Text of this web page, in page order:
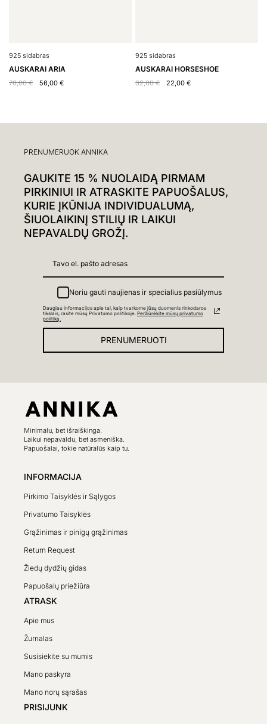
925 sidabras
AUSKARAI ARIA
70,00€ 56,00 €
925 sidabras
AUSKARAI HORSESHOE
32,00€ 22,00 €
PRENUMERUOK ANNIKA
GAUKITE 15 % NUOLAIDĄ PIRMAM
PIRKINIUI IR ATRASKITE PAPUOŠALUS,
KURIE ĮKŪNIJA INDIVIDUALUMĄ,
ŠIUOLAIKINĮ STILIŲ IR LAIKUI
NEPAVALDŲ GROŽĮ.
Noriu gauti naujienas ir specialius pasiūlymus
Daugiau informacijos apie tai, kaip tvarkome jūsų duomenis rinkodaros
tikslais, rasite mūsų Privatumo politikoje. Peržiūrėkite mūsų privatumo
politiką.
PRENUMERUOTI
Minimalu, bet išraiškinga.
Laikui nepavaldu, bet asmeniška.
Papuošalai, tokie natūralūs kaip tu.
INFORMACIJA
Pirkimo Taisyklės ir Sąlygos
Privatumo Taisyklės
Grąžinimas ir pinigų grąžinimas
Return Request
Žiedų dydžių gidas
Papuošalų priežiūra
ATRASK
Apie mus
Žurnalas
Susisiekite su mumis
Mano paskyra
Mano norų sąrašas
PRISIJUNK